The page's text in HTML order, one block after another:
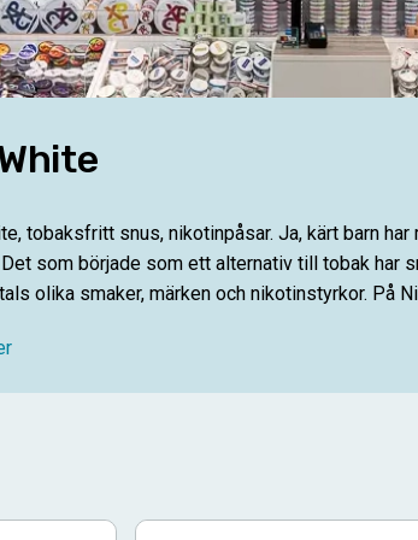
tobaksfritt snus, nikotinpåsar. Ja, kärt barn
som började som ett alternativ till tobak har
olika smaker, märken och nikotinstyrkor. På
flera olika All White-produkter? Du kan